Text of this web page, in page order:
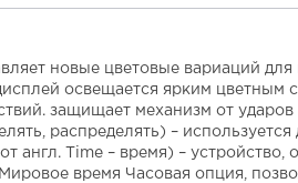
новые цветовые вариаций
освещается ярким цветным
защищает механизм от
распределять) –
англ. Time – время) –
время Часовая опция,